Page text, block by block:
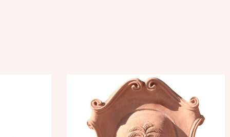
Stemma con palma
Terracotta
Impruneta